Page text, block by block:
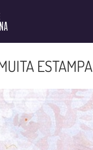
ESTAMPA